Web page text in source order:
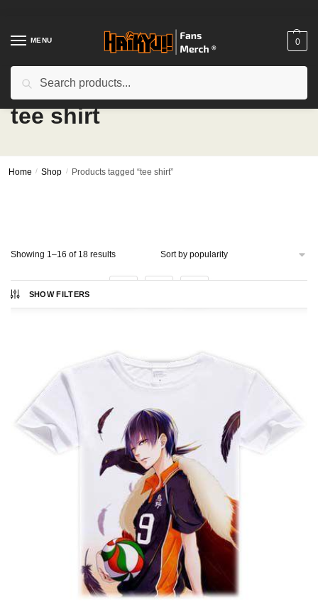
navigation
contentMENU 0
tee shirt
Home / Shop / Products tagged “tee shirt”
SHOW FILTERS
Showing 1–16 of 18 resultsSorted
popularity